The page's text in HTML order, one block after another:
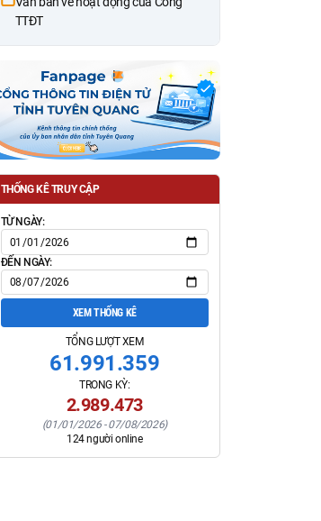
TTĐT
THỐNG KÊ TRUY CẬP
TỪ NGÀY:
ĐẾN NGÀY:
XEM THỐNG KÊ
TỔNG LƯỢT XEM
61.991.359
TRONG KỲ:
2.989.473
(01/01/2026-07/08/2026)
124người online